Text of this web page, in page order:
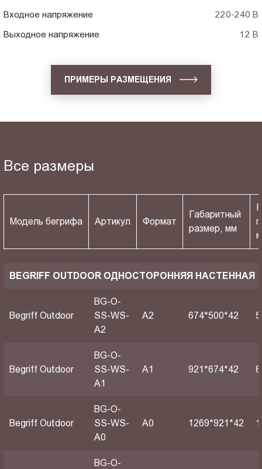
Входное напряжение 220-240 В
Выходное напряжение 12 В
ПРИМЕРЫ РАЗМЕЩЕНИЯ
Все размеры
Модель бегрифа Артикул Формат
Габаритный
размер, мм
BEGRIFF OUTDOOR ОДНОСТОРОННЯЯ НАСТЕННАЯ
Begriff Outdoor
BG-O-
SS-WS-
A2
A2 674*500*42
Begriff Outdoor
BG-O-
SS-WS-
A1
A1 921*674*42
Begriff Outdoor
BG-O-
SS-WS-
A0
А0 1269*921*42
BG-O-